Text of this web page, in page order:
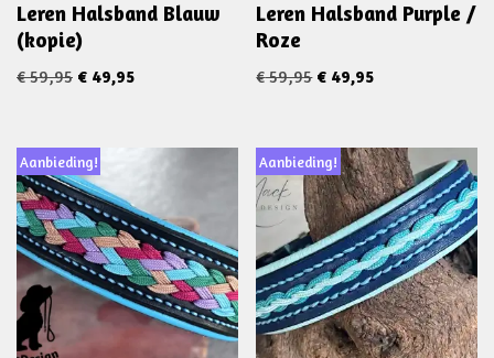
Leren Halsband Blauw
(kopie)
€59,95 € 49,95
Leren Halsband Purple /
Roze
€59,95 € 49,95
Aanbieding! Aanbieding!